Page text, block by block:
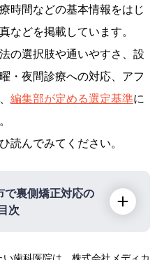
時間などの基本情報をはじ
などを掲載しています。
の選択肢や通いやすさ、設
・夜間診療への対応、アフ
編集部が定める選定基準に
読んでみてください。
で裏側矯正対応の
次
歯科医院は、株式会社メディカ